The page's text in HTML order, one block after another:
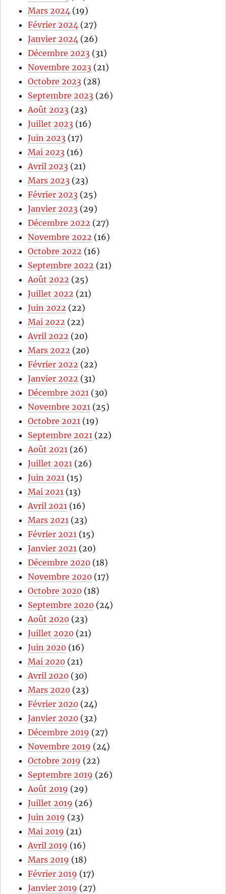
Mars 2024 (19)
Février 2024 (27)
Janvier 2024 (26)
Décembre 2023 (31)
Novembre 2023 (21)
Octobre 2023 (28)
Septembre 2023 (26)
Août 2023 (23)
Juillet 2023 (16)
Juin 2023 (17)
Mai 2023 (16)
Avril 2023 (21)
Mars 2023 (23)
Février 2023 (25)
Janvier 2023 (29)
Décembre 2022 (27)
Novembre 2022 (16)
Octobre 2022 (16)
Septembre 2022 (21)
Août 2022 (25)
Juillet 2022 (21)
Juin 2022 (22)
Mai 2022 (22)
Avril 2022 (20)
Mars 2022 (20)
Février 2022 (22)
Janvier 2022 (31)
Décembre 2021 (30)
Novembre 2021 (25)
Octobre 2021 (19)
Septembre 2021 (22)
Août 2021 (26)
Juillet 2021 (26)
Juin 2021 (15)
Mai 2021 (13)
Avril 2021 (16)
Mars 2021 (23)
Février 2021 (15)
Janvier 2021 (20)
Décembre 2020 (18)
Novembre 2020 (17)
Octobre 2020 (18)
Septembre 2020 (24)
Août 2020 (23)
Juillet 2020 (21)
Juin 2020 (16)
Mai 2020 (21)
Avril 2020 (30)
Mars 2020 (23)
Février 2020 (24)
Janvier 2020 (32)
Décembre 2019 (27)
Novembre 2019 (24)
Octobre 2019 (22)
Septembre 2019 (26)
Août 2019 (29)
Juillet 2019 (26)
Juin 2019 (23)
Mai 2019 (21)
Avril 2019 (16)
Mars 2019 (18)
Février 2019 (17)
Janvier 2019 (27)